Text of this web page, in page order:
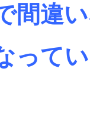
間違
って